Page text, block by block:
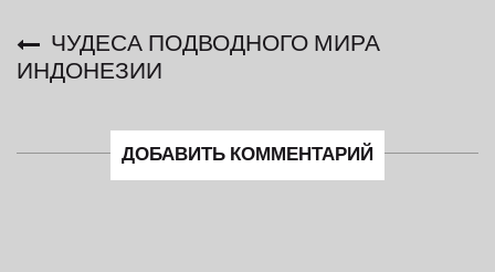
ЧУДЕСА ПОДВОДНОГО МИРА
ИНДОНЕЗИИ
ДОБАВИТЬ КОММЕНТАРИЙ